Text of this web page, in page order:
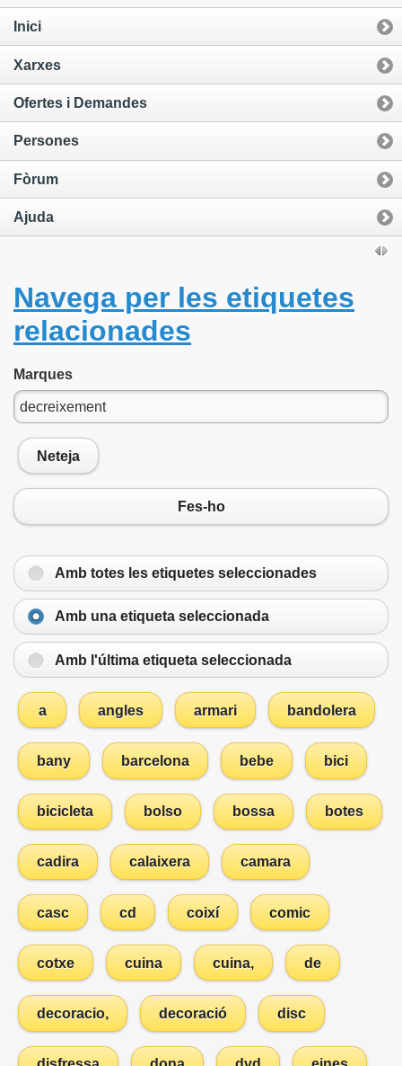
Inici
Xarxes
Ofertes i Demandes
Persones
Fòrum
Ajuda
Navega per les etiquetes
relacionades
Marques
Neteja
Fes-ho
Amb totes les etiquetes seleccionades
Amb una etiqueta seleccionada
Amb l'última etiqueta seleccionada
a angles armari bandolera
bany barcelona bebe bici
bicicleta bolso bossa botes
cadira calaixera camara
casc cd coixí comic
cotxe cuina cuina, de
decoracio, decoració disc